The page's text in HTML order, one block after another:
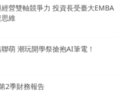
營雙軸競爭力 投資長受臺大EMBA
維
萌 潮玩開學祭搶抱AI筆電！
2季財務報告